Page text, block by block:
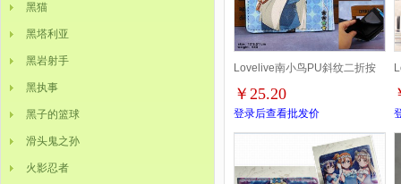
黑猫
黑塔利亚
黑岩射手
黑执事
黑子的篮球
滑头鬼之孙
火影忍者
Lovelive南小鸟PU斜纹二折按
扣短款钱包
￥25.20
登录后查看批发价